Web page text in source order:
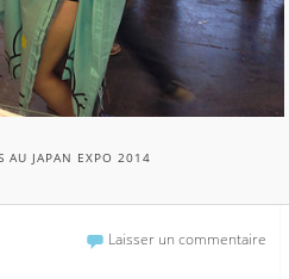
AU JAPAN EXPO 2014
Laisser un commentaire